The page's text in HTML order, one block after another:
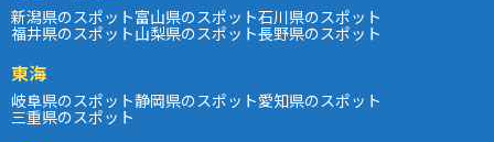
新潟県のスポット富山県のスポット石川県のスポット
福井県のスポット山梨県のスポット長野県のスポット
東海
岐阜県のスポット静岡県のスポット愛知県のスポット
三重県のスポット